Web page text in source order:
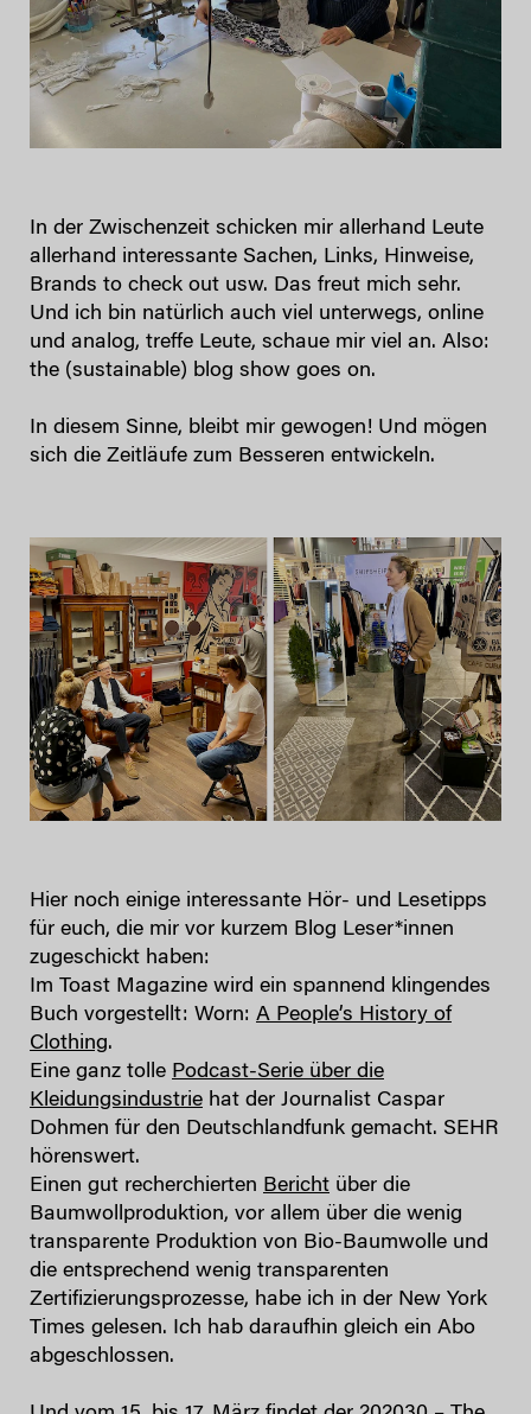
In der Zwischenzeit schicken mir allerhand Leute
allerhand interessante Sachen, Links, Hinweise,
Brands to check out usw. Das freut mich sehr.
Und ich bin natürlich auch viel unterwegs, online
und analog, treffe Leute, schaue mir viel an. Also:
the (sustainable) blog show goes on.
In diesem Sinne, bleibt mir gewogen! Und mögen
sich die Zeitläufe zum Besseren entwickeln.
Hier noch einige interessante Hör- und Lesetipps
für euch, die mir vor kurzem Blog Leser*innen
zugeschickt haben:
Im Toast Magazine wird ein spannend klingendes
Buch vorgestellt: Worn: A People’s History of
Clothing.
Eine ganz tolle Podcast-Serie über die
Kleidungsindustrie hat der Journalist Caspar
Dohmen für den Deutschlandfunk gemacht. SEHR
hörenswert.
Einen gut recherchierten Bericht über die
Baumwollproduktion, vor allem über die wenig
transparente Produktion von Bio-Baumwolle und
die entsprechend wenig transparenten
Zertifizierungsprozesse, habe ich in der New York
Times gelesen. Ich hab daraufhin gleich ein Abo
abgeschlossen.